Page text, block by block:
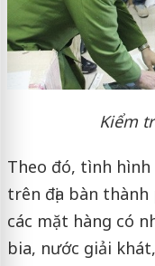
Kiểm
Theo đó, tình hình
trên địa bàn
các mặt hàng có
bia, nước giải